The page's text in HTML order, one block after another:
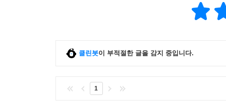
클린봇이 부적절한 글을 감지 중입니다.
1